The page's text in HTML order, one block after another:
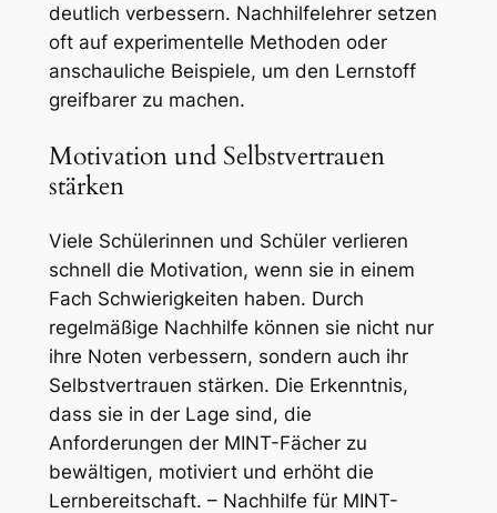
deutlich verbessern. Nachhilfelehrer setzen
oft auf experimentelle Methoden oder
anschauliche Beispiele, um den Lernstoff
greifbarer zu machen.
Motivation und Selbstvertrauen
stärken
Viele Schülerinnen und Schüler verlieren
schnell die Motivation, wenn sie in einem
Fach Schwierigkeiten haben. Durch
regelmäßige Nachhilfe können sie nicht nur
ihre Noten verbessern, sondern auch ihr
Selbstvertrauen stärken. Die Erkenntnis,
dass sie in der Lage sind, die
Anforderungen der MINT-Fächer zu
bewältigen, motiviert und erhöht die
Lernbereitschaft. – Nachhilfe für MINT-